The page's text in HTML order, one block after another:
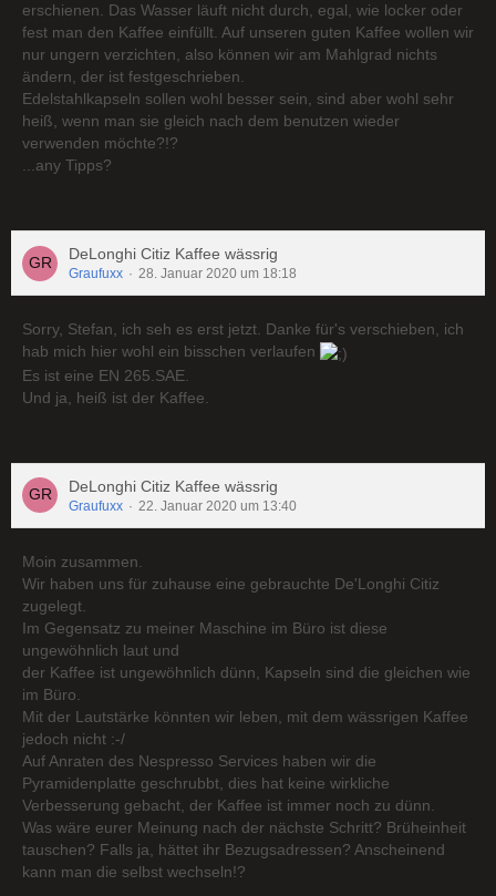
erschienen. Das Wasser läuft nicht durch, egal, wie locker oder
fest man den Kaffee einfüllt. Auf unseren guten Kaffee wollen wir
nur ungern verzichten, also können wir am Mahlgrad nichts
ändern, der ist festgeschrieben.
Edelstahlkapseln sollen wohl besser sein, sind aber wohl sehr
heiß, wenn man sie gleich nach dem benutzen wieder
verwenden möchte?!?
...any Tipps?
DeLonghi Citiz Kaffee wässrig
Graufuxx 28. Januar 2020 um 18:18
Sorry, Stefan, ich seh es erst jetzt. Danke für's verschieben, ich
hab mich hier wohl ein bisschen verlaufen
Es ist eine EN 265.SAE.
Und ja, heiß ist der Kaffee.
DeLonghi Citiz Kaffee wässrig
Graufuxx 22. Januar 2020 um 13:40
Moin zusammen.
Wir haben uns für zuhause eine gebrauchte De'Longhi Citiz
zugelegt.
Im Gegensatz zu meiner Maschine im Büro ist diese
ungewöhnlich laut und
der Kaffee ist ungewöhnlich dünn, Kapseln sind die gleichen wie
im Büro.
Mit der Lautstärke könnten wir leben, mit dem wässrigen Kaffee
jedoch nicht :-/
Auf Anraten des Nespresso Services haben wir die
Pyramidenplatte geschrubbt, dies hat keine wirkliche
Verbesserung gebacht, der Kaffee ist immer noch zu dünn.
Was wäre eurer Meinung nach der nächste Schritt? Brüheinheit
tauschen? Falls ja, hättet ihr Bezugsadressen? Anscheinend
kann man die selbst wechseln!?